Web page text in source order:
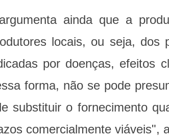
ainda que a
locais, ou seja, dos
por doenças, efeitos
forma, não se pode
substituir o fornecimento
comercialmente viáveis",